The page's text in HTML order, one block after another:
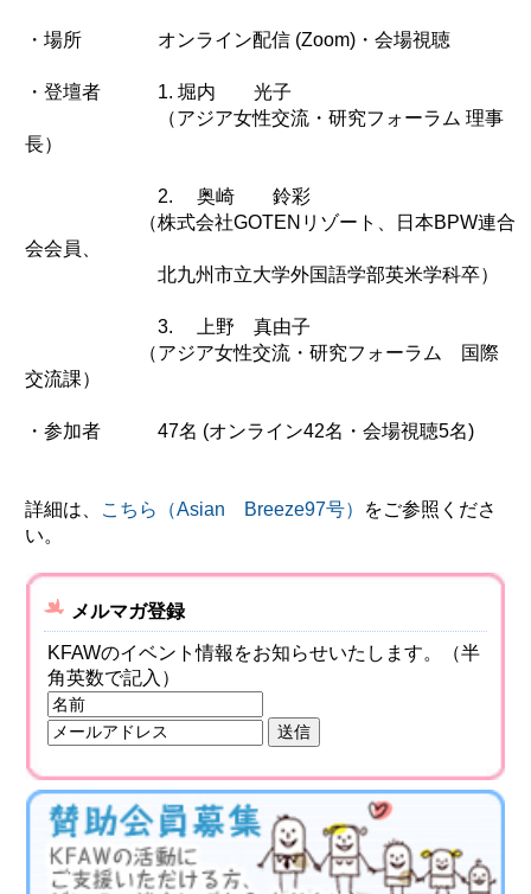
調査・研究
プログラム開発
国際研修
国際交流
持続可能な開発
その他
・場所 オンライン配信 (Zoom)・会場視聴
・登壇者 1. 堀内 光子
（アジア女性交流・研究フォーラム 理事
長）
2. 奥崎 鈴彩
（株式会社GOTENリゾート、日本BPW連合
会会員、
北九州市立大学外国語学部英米学科卒）
3. 上野 真由子
（アジア女性交流・研究フォーラム 国際
交流課）
・参加者 47名 (オンライン42名・会場視聴5名)
詳細は、 こちら（Asian Breeze97号）
をご参照くださ
い。
メルマガ登録
KFAWのイベント情報をお知らせいたします。（半
角英数で記入）